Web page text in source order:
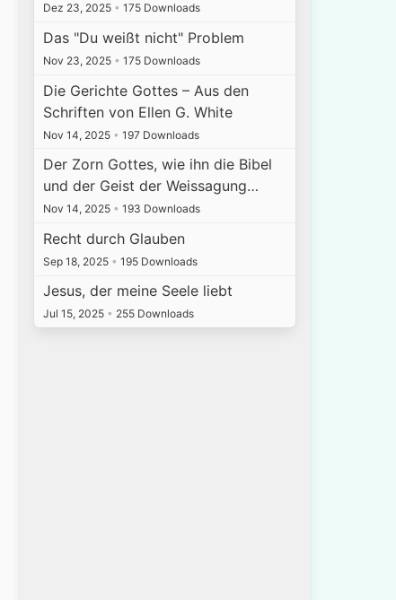
Dez 23, 2025 • 175 Downloads
Das "Du weißt nicht" Problem
Nov 23, 2025 • 175 Downloads
Die Gerichte Gottes – Aus den
Schriften von Ellen G. White
Nov 14, 2025 • 197 Downloads
Der Zorn Gottes, wie ihn die Bibel
und der Geist der Weissagung…
Nov 14, 2025 • 193 Downloads
Recht durch Glauben
Sep 18, 2025 • 195 Downloads
Jesus, der meine Seele liebt
Jul 15, 2025 • 255 Downloads